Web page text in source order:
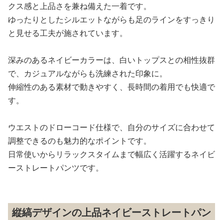
クス感と上品さを兼ね備えた一着です。
ゆったりとしたシルエットながらも足のラインをすっきり
と見せる工夫が施されています。
深みのあるネイビーカラーは、白いトップスとの相性抜群
で、カジュアルながらも洗練された印象に。
伸縮性のある素材で動きやすく、長時間の着用でも快適で
す。
ウエストのドローコード仕様で、自分のサイズに合わせて
調整できるのも魅力的なポイントです。
日常使いからリラックスタイムまで幅広く活躍するネイビ
ーストレートパンツです。
縦縞デザインの上品ネイビーストレートパン